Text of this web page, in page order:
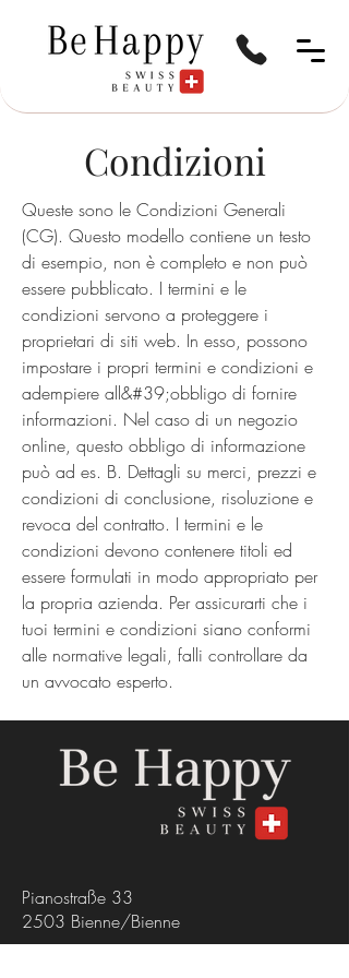
Condizioni
Queste sono le Condizioni Generali
(CG). Questo modello contiene un testo
di esempio, non è completo e non può
essere pubblicato. I termini e le
condizioni servono a proteggere i
proprietari di siti web. In esso, possono
impostare i propri termini e condizioni e
adempiere all&#39;obbligo di fornire
informazioni. Nel caso di un negozio
online, questo obbligo di informazione
può ad es. B. Dettagli su merci, prezzi e
condizioni di conclusione, risoluzione e
revoca del contratto. I termini e le
condizioni devono contenere titoli ed
essere formulati in modo appropriato per
la propria azienda. Per assicurarti che i
tuoi termini e condizioni siano conformi
alle normative legali, falli controllare da
un avvocato esperto.
Pianostraße 33
2503 Bienne/Bienne